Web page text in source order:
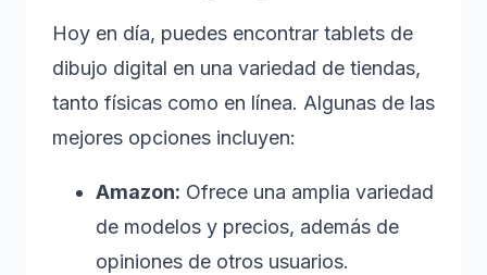
Hoy en día, puedes encontrar tablets de
dibujo digital en una variedad de tiendas,
tanto físicas como en línea. Algunas de las
mejores opciones incluyen:
Amazon: Ofrece una amplia variedad
de modelos y precios, además de
opiniones de otros usuarios.